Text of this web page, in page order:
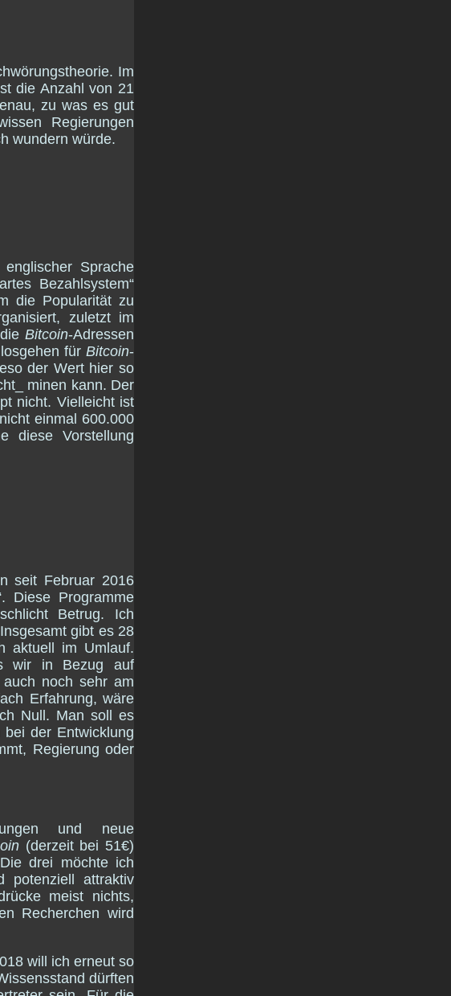
Im
die Anzahl von 21
zu was es gut
Regierungen
wundern würde.
englischer Sprache
Bezahlsystem“
die Popularität zu
zuletzt im
Bitcoin-Adressen
für Bitcoin-
der Wert hier so
minen kann. Der
nicht. Vielleicht ist
einmal 600.000
diese Vorstellung
seit Februar 2016
Diese Programme
Betrug. Ich
gibt es 28
aktuell im Umlauf.
wir in Bezug auf
noch sehr am
Erfahrung, wäre
Null. Man soll es
der Entwicklung
Regierung oder
und neue
(derzeit bei 51€)
drei möchte ich
potenziell attraktiv
meist nichts,
Recherchen wird
will ich erneut so
dürften